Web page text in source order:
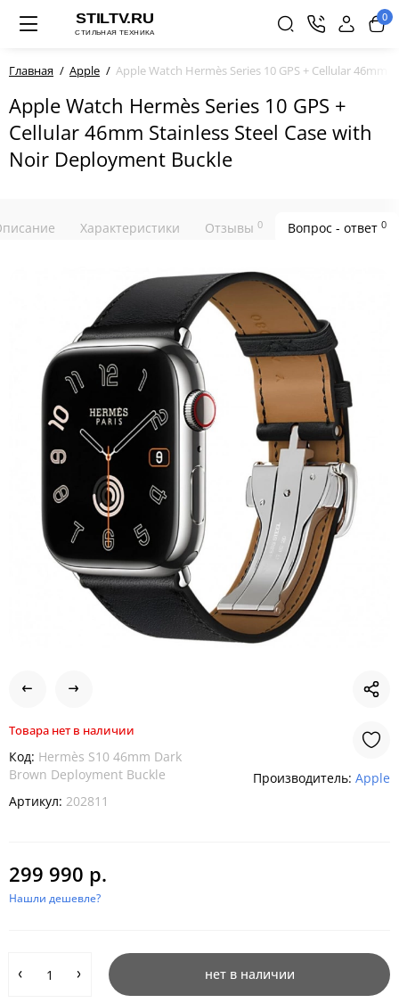
0
Главная Apple Apple Watch Hermès Series 10 GPS + Cellular
Apple Watch Hermès Series 10 GPS +
Cellular 46mm Stainless Steel Case with
Noir Deployment Buckle
Характеристики Отзывы 0 Вопрос - ответ 0
Товара нет в наличии
Код: Hermès S10 46mm Dark
Brown Deployment Buckle
Артикул: 202811
Производитель: Apple
299 990 р.
Нашли дешевле?
нет в наличии